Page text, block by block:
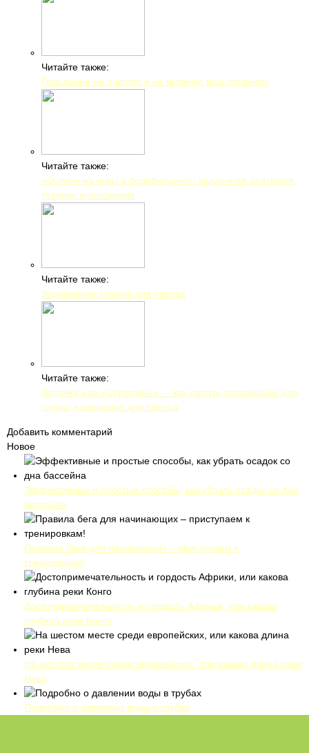
Читайте также:
Голодание не очистит и не вылечит ваш организм
Читайте также:
«Ослик» на икры в бодибилдинге: мышечная анатомия,
техника выполнения
Читайте также:
Упражнение планка для пресса
Читайте также:
Лодочка или «Супермен» — как делать упражнение для
спины и вариации для пресса
Добавить комментарий
Новое
Эффективные и простые способы, как убрать осадок со дна
бассейна
Правила бега для начинающих – приступаем к
тренировкам!
Достопримечательность и гордость Африки, или какова
глубина реки Конго
На шестом месте среди европейских, или какова длина реки
Нева
Подробно о давлении воды в трубах